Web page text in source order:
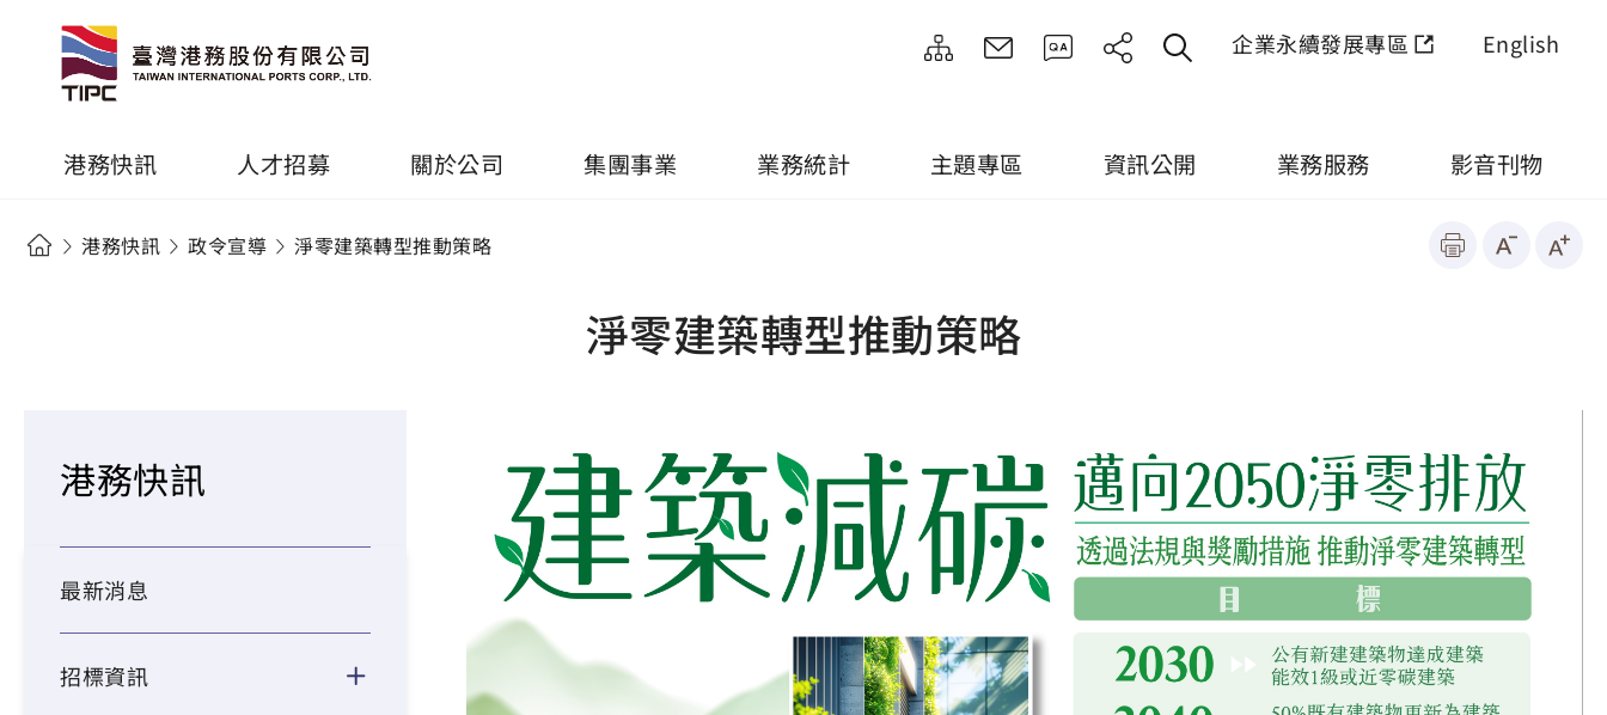
企業永續發展專區 English
港務快訊 人才招募 關於公司 集團事業 業務統計 主題專區 資訊公開 業務服務 影音刊物
港務快訊 政令宣導 淨零建築轉型推動策略
淨零建築轉型推動策略
港務快訊
最新消息
招標資訊